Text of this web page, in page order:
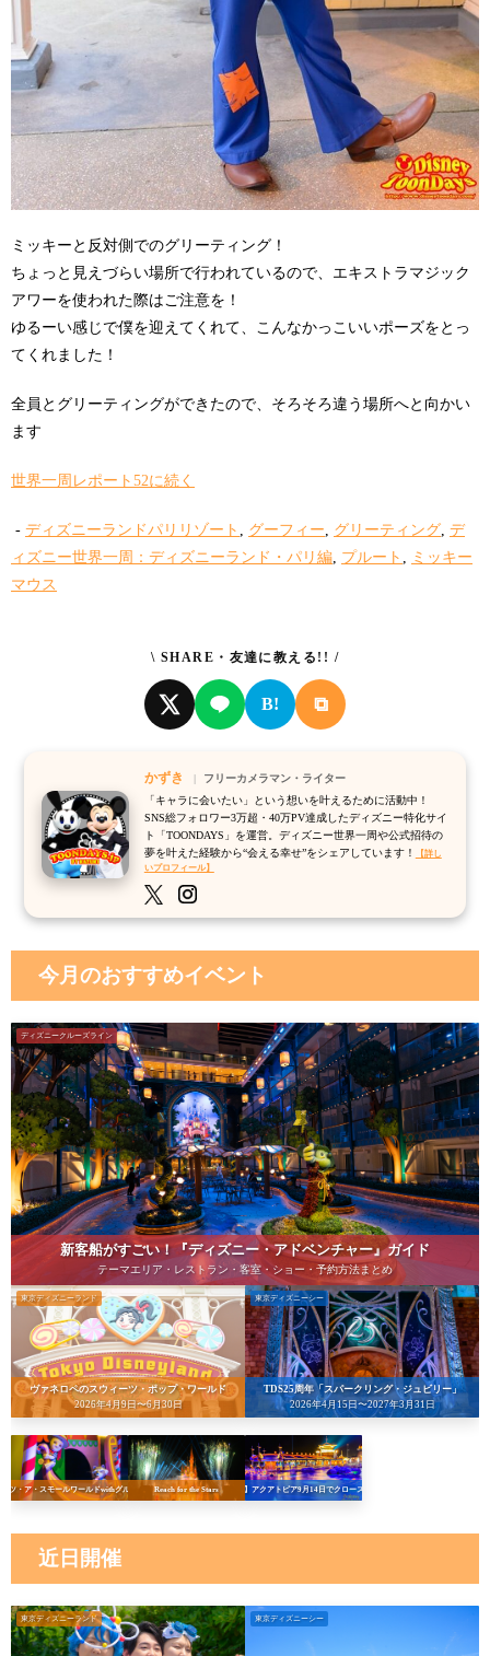
ミッキーと反対側でのグリーティング！
ちょっと見えづらい場所で行われているので、エキストラマジック
アワーを使われた際はご注意を！
ゆるーい感じで僕を迎えてくれて、こんなかっこいいポーズをとっ
てくれました！
全員とグリーティングができたので、そろそろ違う場所へと向かい
ます
世界一周レポート52に続く
- ディズニーランドパリリゾート グーフィー グリーティング デ
ィズニー世界一周：ディズニーランド・パリ編 プルート
ミッキー
マウス
\ SHARE・友達に教える!! /
B! ⧉
かずき
フリーカメラマン・ライター
「キャラに会いたい」という想いを叶えるために活動中！
SNS総フォロワー3万超・40万PV達成したディズニー特化サイ
ト「TOONDAYS」を運営。ディズニー世界一周や公式招待の
夢を叶えた経験から“会える幸せ”をシェアしています！
【詳し
いプロフィール】
今月のおすすめイベント
ディズニークルーズライン
新客船がすごい！『ディズニー・アドベンチャー』ガイド
テーマエリア・レストラン・客室・ショー・予約方法まとめ
東京ディズニーランド
ヴァネロペのスウィーツ・ポップ・ワールド
2026年4月9日〜6月30日
東京ディズニーシー
TDS25周年「スパークリング・ジュビリー」
2026年4月15日〜2027年3月31日
ッツ・ア・スモールワールドwithグルート Reach for the Stars 【悲報】アクアトピア9月14日でクローズへ…！
近日開催
東京ディズニーランド 東京ディズニーシー